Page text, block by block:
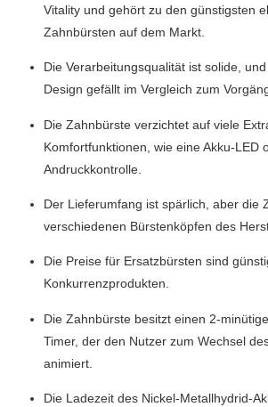
Vitality und gehört zu den günstigsten
Zahnbürsten auf dem Markt.
Die Verarbeitungsqualität ist solide,
Design gefällt im Vergleich zum
Die Zahnbürste verzichtet auf viele
Komfortfunktionen, wie eine Akku-LED
Andruckkontrolle.
Der Lieferumfang ist spärlich, aber die
verschiedenen Bürstenköpfen des
Die Preise für Ersatzbürsten sind
Konkurrenzprodukten.
Die Zahnbürste besitzt einen 2-
Timer, der den Nutzer zum Wechsel
animiert.
Die Ladezeit des Nickel-Metallhydrid-